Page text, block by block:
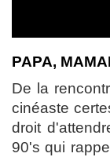
PAPA,
De la
cinéaste
droit
90's qui